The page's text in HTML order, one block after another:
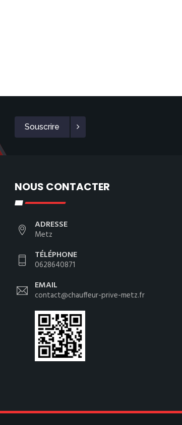
Souscrire
NOUS CONTACTER
ADRESSE
Metz
TÉLÉPHONE
0628640871
EMAIL
contact@chauffeur-prive-metz.fr